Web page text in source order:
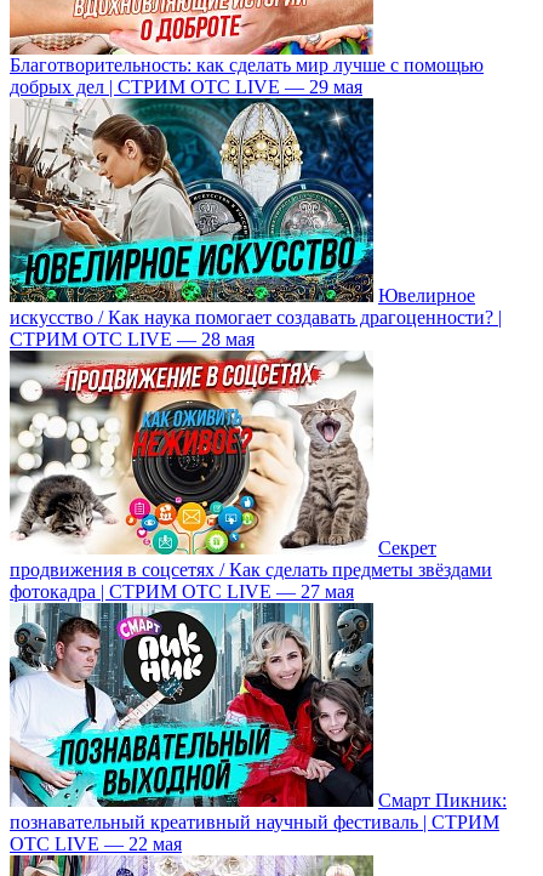
Благотворительность: как сделать мир лучше с помощью
добрых дел | СТРИМ ОТС LIVE — 29 мая
Ювелирное
искусство / Как наука помогает создавать драгоценности? |
СТРИМ ОТС LIVE — 28 мая
Секрет
продвижения в соцсетях / Как сделать предметы звёздами
фотокадра | СТРИМ ОТС LIVE — 27 мая
Смарт Пикник:
познавательный креативный научный фестиваль | СТРИМ
ОТС LIVE — 22 мая